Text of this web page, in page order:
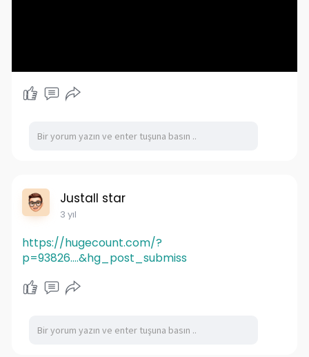
Justall star
3 yıl
https://hugecount.com/?
p=93826....&hg_post_submiss